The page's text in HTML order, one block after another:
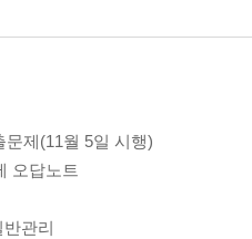
제(11월 5일 시행)
오답노트
관리